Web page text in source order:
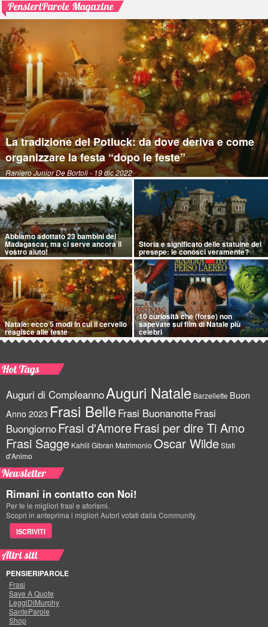
PensieriParole Magazine
La tradizione del Potluck: da dove deriva e come
organizzare la festa “dopo le feste”
Raniero Junior De Bortoli- 19 dic 2022
Abbiamo adottato 23 bambini del
Madagascar, ma ci serve ancora il
vostro aiuto!
Storia e significato delle statuine del
presepe: le conosci veramente?
Natale: ecco 5 modi in cui il cervello
reagisce alle feste
10 curiosità che (forse) non
sapevate sui film di Natale più
celebri
Hot Tags
Auguri di CompleannoAuguri Natale Barzellette Buon
Anno 2023 Frasi BelleFrasi BuonanotteFrasi
BuongiornoFrasi d'AmoreFrasi per dire Ti Amo
Frasi Sagge Kahlil Gibran Matrimonio Oscar WildeStati
d'Animo
Newsletter
Rimani in contatto con Noi!
Per te le migliori frasi e aforismi.
Scopri in anteprima i migliori Autori votati dalla Community.
ISCRIVITI
Altri siti
PENSIERIPAROLE
Frasi
Save A Quote
LeggiDiMurphy
SanteParole
Shop